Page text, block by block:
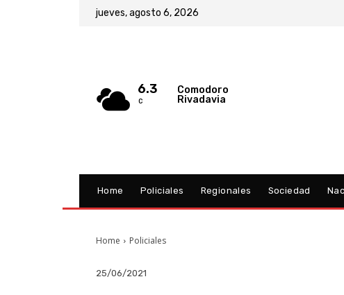
jueves, agosto 6, 2026
6.3
C
Comodoro
Rivadavia
Home Policiales Regionales Sociedad
Home Policiales
25/06/2021